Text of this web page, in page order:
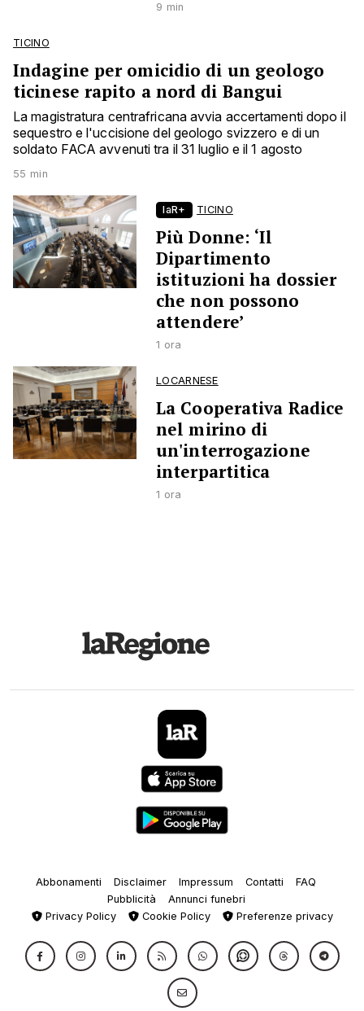
9 min
TICINO
Indagine per omicidio di un geologo
ticinese rapito a nord di Bangui
La magistratura centrafricana avvia accertamenti dopo il
sequestro e l'uccisione del geologo svizzero e di un
soldato FACA avvenuti tra il 31 luglio e il 1 agosto
55 min
laR+ TICINO
Più Donne: ‘Il
Dipartimento
istituzioni ha dossier
che non possono
attendere’
1 ora
LOCARNESE
La Cooperativa Radice
nel mirino di
un'interrogazione
interpartitica
1 ora
Abbonamenti Disclaimer Impressum Contatti
FAQ
Pubblicità
Annunci funebri
Privacy Policy
Cookie Policy Preferenze privacy